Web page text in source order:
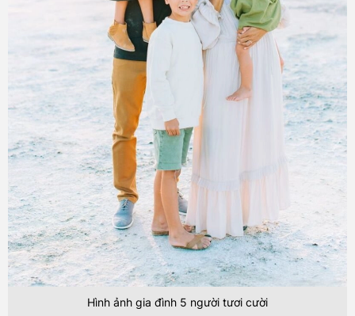
Hình ảnh gia đình 5 người tươi cười